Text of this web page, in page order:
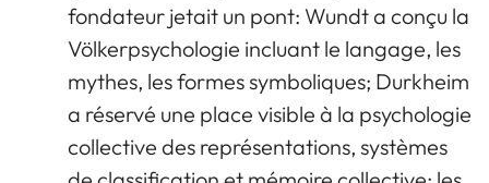
fondateur jetait un pont: Wundt a conçu la
Völkerpsychologie incluant le langage, les
mythes, les formes symboliques; Durkheim
a réservé une place visible à la psychologie
collective des représentations, systèmes